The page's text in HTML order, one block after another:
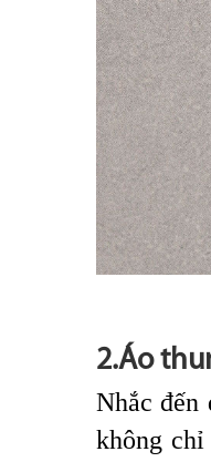
2.Áo
Nhắc đến
không